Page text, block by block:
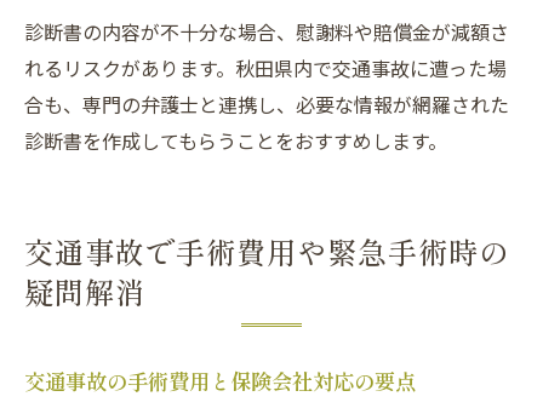
診断書の内容が不十分な場合、慰謝料や賠償金が減額さ
れるリスクがあります。秋田県内で交通事故に遭った場
合も、専門の弁護士と連携し、必要な情報が網羅された
診断書を作成してもらうことをおすすめします。
交通事故で手術費用や緊急手術時の
疑問解消
交通事故の手術費用と保険会社対応の要点